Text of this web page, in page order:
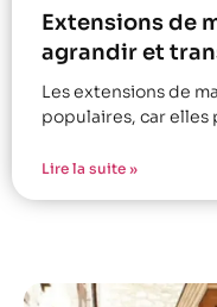
Extensions de
agrandir et
Les extensions de
populaires, car
Lire la suite »